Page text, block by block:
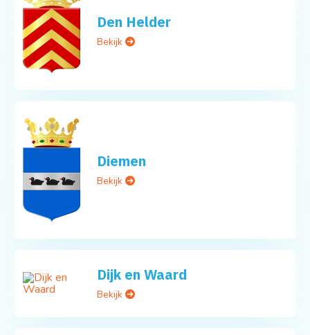
Den Helder
Bekijk
Diemen
Bekijk
Dijk en Waard
Bekijk